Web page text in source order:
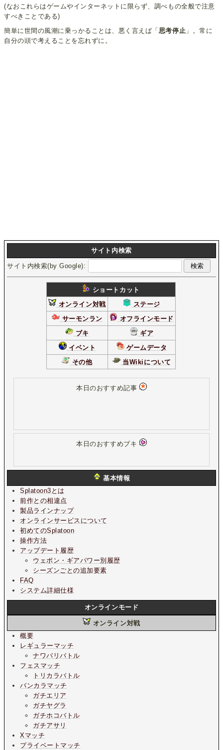
(なおこれらはゲームやインターネットに限らず、調べもの全般で注意
すべきことである)
簡単に世間の風潮に乗っかることは、悪く言えば「 思考停止 」。常に
自分の頭で考えることを忘れずに。
サイト内検索
サイト内検索(by Google):
ショートカット
オンライン対戦
ステージ
サーモンラン
オフラインモード
ブキ
ギア
イベント
ゲームデータ
その他
当Wikiについて
本日のおすすめ記事
本日のおすすめブキ
基本情報
Splatoon3とは
前作との相違点
製品ラインナップ
オンラインサービスについて
初めてのSplatoon
操作方法
アップデート履歴
ウェポン・ギアパワー別履歴
シーズンごとの追加要素
FAQ
システム詳細仕様
オンラインモード
オンライン対戦
概要
レギュラーマッチ
ナワバリバトル
フェスマッチ
トリカラバトル
バンカラマッチ
ガチエリア
ガチヤグラ
ガチホコバトル
ガチアサリ
Xマッチ
プライベートマッチ